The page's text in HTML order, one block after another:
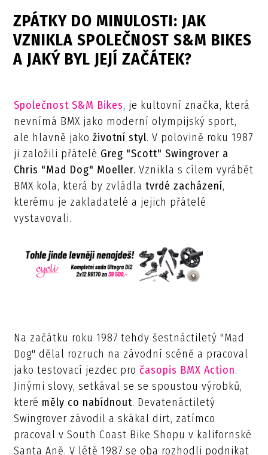
ZPÁTKY DO MINULOSTI: JAK
VZNIKLA SPOLEČNOST S&M BIKES
A JAKÝ BYL JEJÍ ZAČÁTEK?
Společnost S&M Bikes, je kultovní značka, která
nevnímá BMX jako moderní olympijský sport,
ale hlavně jakoživotní styl. V polovině roku 1987
ji založili přátelé Greg "Scott" Swingrover a
Chris "Mad Dog" Moeller.Vznikla s cílem vyrábět
BMX kola, která by zvládlatvrdé zacházení,
kterému je zakladatelé a jejich přátelé
vystavovali.
Na začátku roku 1987 tehdy šestnáctiletý "Mad
Dog" dělal rozruch na závodní scéně a pracoval
jako testovací jezdec pročasopis BMX Action.
Jinými slovy, setkával se se spoustou výrobků,
které měly co nabídnout. Devatenáctiletý
Swingrover závodil a skákal dirt, zatímco
pracoval v South Coast Bike Shopu v kalifornské
Santa Aně. V létě 1987 se oba rozhodli podnikat